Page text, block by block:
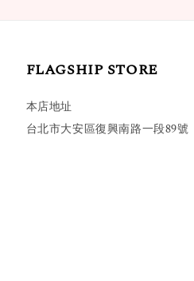
FLAGSHIP STORE
本店地址
台北市大安區復興南路一段89號